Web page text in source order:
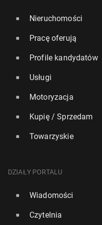
Nieruchomości
Pracę oferują
Profile kandydatów
Usługi
Motoryzacja
Kupię / Sprzedam
Towarzyskie
DZIAŁY PORTALU
Wiadomości
Czytelnia